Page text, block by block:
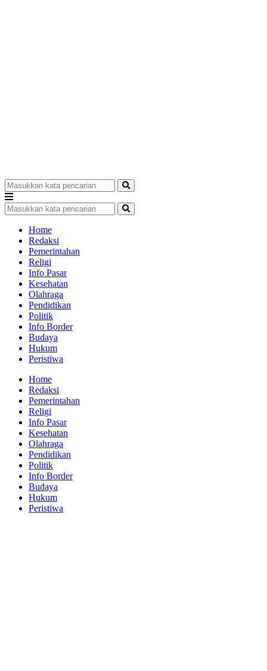
Home
Redaksi
Pemerintahan
Religi
Info Pasar
Kesehatan
Olahraga
Pendidikan
Politik
Info Border
Budaya
Hukum
Peristiwa
Home
Redaksi
Pemerintahan
Religi
Info Pasar
Kesehatan
Olahraga
Pendidikan
Politik
Info Border
Budaya
Hukum
Peristiwa